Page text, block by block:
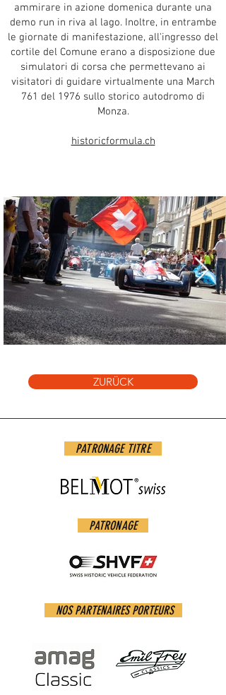
ammirare in azione domenica durante una
demo run in riva al lago. Inoltre, in entrambe
le giornate di manifestazione, all'ingresso del
cortile del Comune erano a disposizione due
simulatori di corsa che permettevano ai
visitatori di guidare virtualmente una March
761 del 1976 sullo storico autodromo di
Monza.
historicformula.ch
ZURÜCK
PATRONAGE TITRE
PATRONAGE
NOS PARTENAIRES PORTEURS